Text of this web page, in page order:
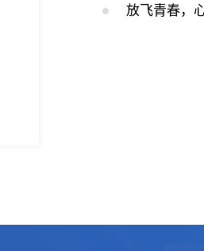
放飞青春，